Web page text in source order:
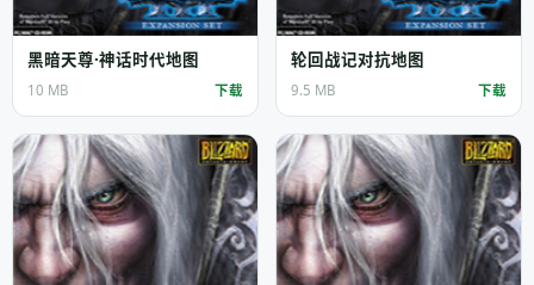
黑暗天尊·神话时代地图
10 MB 下载
轮回战记对抗地图
9.5 MB 下载